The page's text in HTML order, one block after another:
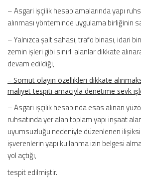
– Asgari işçilik hesaplamalarında yapı
alınması yönteminde uygulama birliğinin
– Yalnızca şalt sahası, trafo binası, idari
zemin işleri gibi sınırlı alanlar dikkate
devam edildiği,
– Somut olayın özellikleri dikkate
maliyet tespiti amacıyla denetime sevk
– Asgari işçilik hesabında esas alınan
ruhsatında yer alan toplam yapı inşaat
uyumsuzluğu nedeniyle düzenlenen
işverenlerin yapı kullanma izin belgesi
yol açtığı,
tespit edilmiştir.